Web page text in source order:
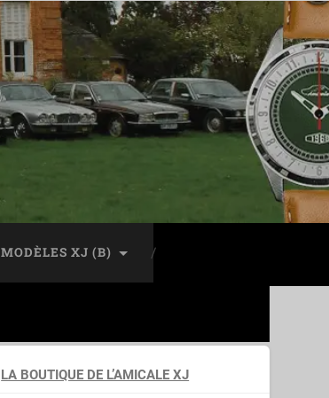
MODÈLES XJ (B)
LA BOUTIQUE DE L’AMICALE XJ